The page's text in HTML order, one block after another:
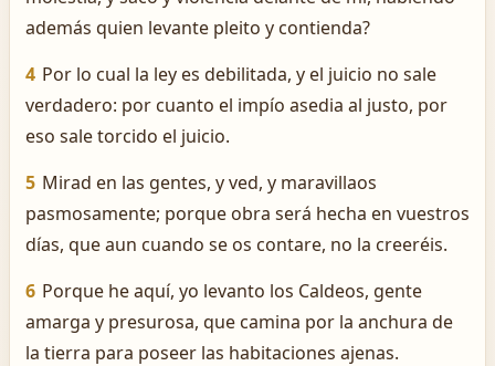
además quien levante pleito y contienda?
4 Por lo cual la ley es debilitada, y el juicio no sale
verdadero: por cuanto el impío asedia al justo, por
eso sale torcido el juicio.
5 Mirad en las gentes, y ved, y maravillaos
pasmosamente; porque obra será hecha en vuestros
días, que aun cuando se os contare, no la creeréis.
6 Porque he aquí, yo levanto los Caldeos, gente
amarga y presurosa, que camina por la anchura de
la tierra para poseer las habitaciones ajenas.